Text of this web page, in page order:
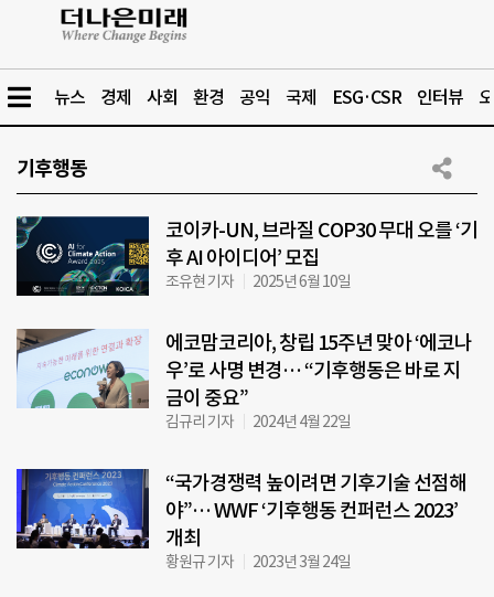
뉴스 경제 사회 환경 공익 국제 ESG·CSR 인터뷰
기후행동
코이카-UN, 브라질 COP30 무대 오를 ‘기
후 AI 아이디어’ 모집
조유현 기자 2025년 6월 10일
에코맘코리아, 창립 15주년 맞아 ‘에코나
우’로 사명 변경… “기후행동은 바로 지
금이 중요”
김규리 기자 2024년 4월 22일
“국가경쟁력 높이려면 기후기술 선점해
야”… WWF ‘기후행동 컨퍼런스 2023’
개최
황원규 기자 2023년 3월 24일